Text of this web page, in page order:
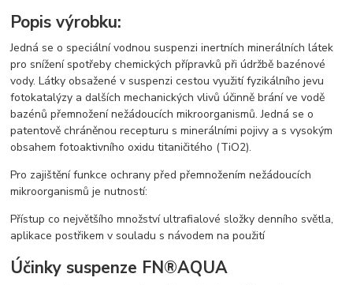
Popis výrobku:
Jedná se o speciální vodnou suspenzi inertních minerálních látek
pro snížení spotřeby chemických přípravků při údržbě bazénové
vody. Látky obsažené v suspenzi cestou využití fyzikálního jevu
fotokatalýzy a dalších mechanických vlivů účinně brání ve vodě
bazénů přemnožení nežádoucích mikroorganismů. Jedná se o
patentově chráněnou recepturu s minerálními pojivy a s vysokým
obsahem fotoaktivního oxidu titaničitého (TiO2).
Pro zajištění funkce ochrany před přemnožením nežádoucích
mikroorganismů je nutností:
Přístup co největšího množství ultrafialové složky denního světla,
aplikace postřikem v souladu s návodem na použití
Účinky suspenze FN®AQUA